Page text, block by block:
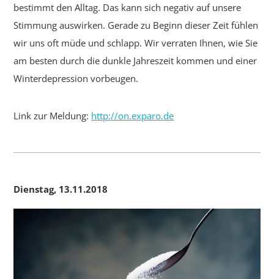
bestimmt den Alltag. Das kann sich negativ auf unsere
Stimmung auswirken. Gerade zu Beginn dieser Zeit fühlen
wir uns oft müde und schlapp. Wir verraten Ihnen, wie Sie
am besten durch die dunkle Jahreszeit kommen und einer
Winterdepression vorbeugen.
Link zur Meldung: http://on.exparo.de
Dienstag, 13.11.2018